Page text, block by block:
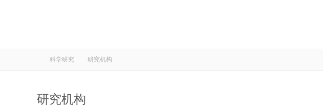
科学研究 研究机构
研究机构